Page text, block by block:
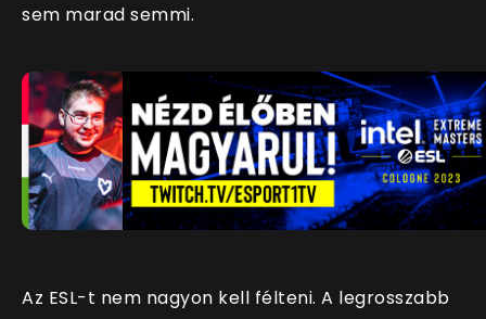
sem marad semmi.
Az ESL-t nem nagyon kell félteni. A legrosszabb